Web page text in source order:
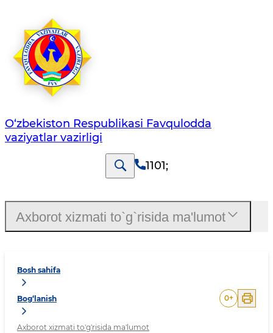
O‘zbеkistоn Rеspublikаsi Favqulodda
vaziyatlar vazirligi
1101;
Bosh sahifa
Bog‘lanish
Axborot xizmati to'g'risida ma'lumot
0+
Axborot xizmati to`g`risida ma'lumot